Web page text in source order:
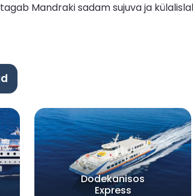
Mandraki sadam sujuva ja
Dodekanisos
Express